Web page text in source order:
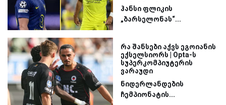
ჰანსი ფლიკის
„ბარსელონას“...
რა შანსები აქვს ეგოიანის
ექსელსიორს | Opta-ს
სუპერკომპიუტერის
ვარაუდი
ნიდერლანდების
ჩემპიონატის...